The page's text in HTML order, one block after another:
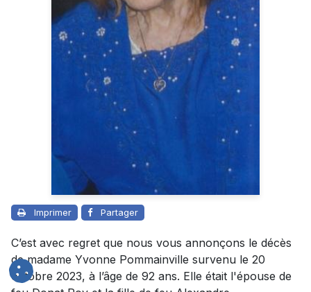
Imprimer Partager
C’est avec regret que nous vous annonçons le décès
de madame Yvonne Pommainville survenu le 20
octobre 2023, à l’âge de 92 ans. Elle était l'épouse de